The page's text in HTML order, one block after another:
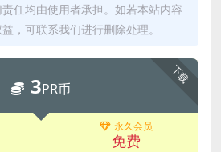
任均由使用者承担。如若本站内容
，可联系我们进行删除处理。
下载
3PR币
永久会员
免费